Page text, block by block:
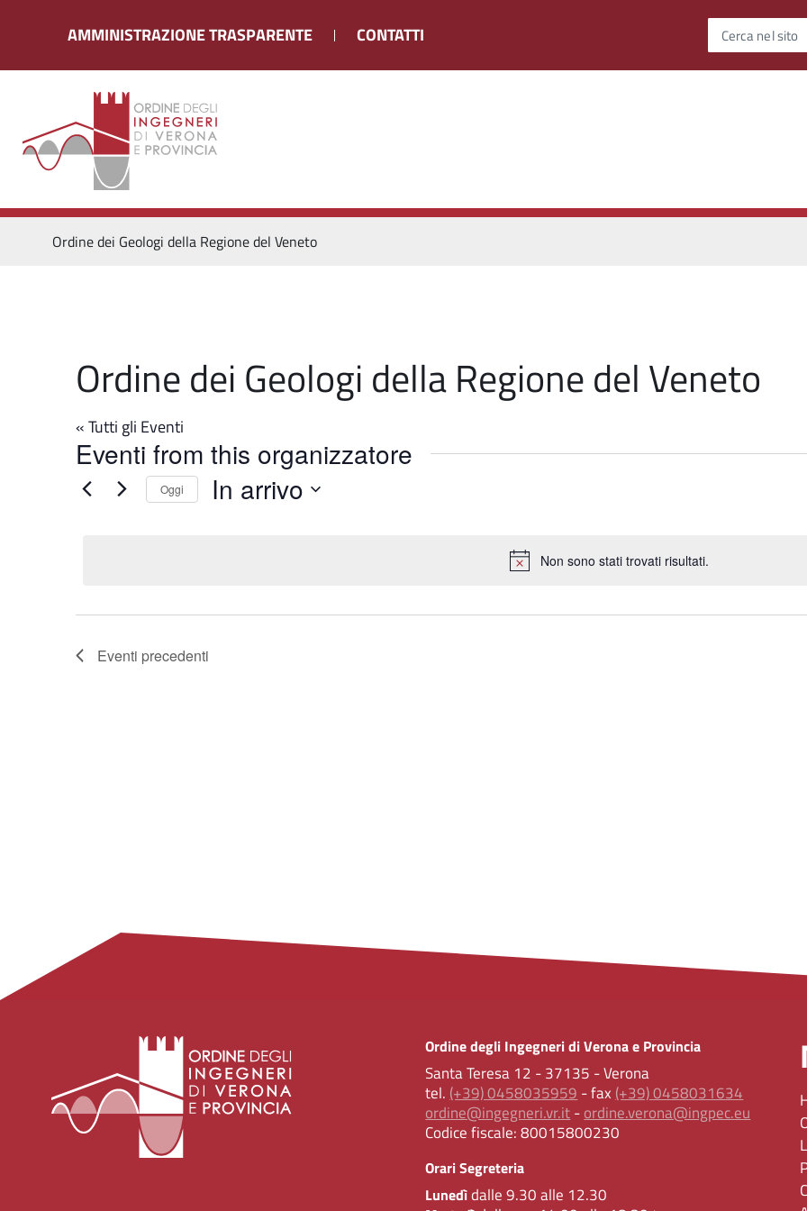
AMMINISTRAZIONE TRASPARENTE CONTATTI Cerca nel sito
Ordine dei Geologi della Regione del Veneto
Ordine dei Geologi della Regione del Veneto
« Tutti gli Eventi
Eventi from this organizzatore
Notice
Non sono stati trovati risultati.
Oggi In arrivo
Eventi precedenti
Ordine degli Ingegneri di Verona e Provincia
Santa Teresa 12 - 37135 - Verona
tel. (+39) 0458035959 - fax (+39) 0458031634
ordine@ingegneri.vr.it-ordine.verona@ingpec.eu
Codice fiscale:80015800230
Orari Segreteria
Lunedìdalle 9.30 alle 12.30